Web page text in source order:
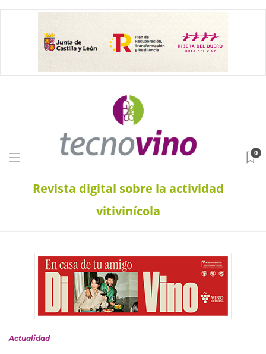
Revista digital sobre la actividad
vitivinícola
0
Actualidad